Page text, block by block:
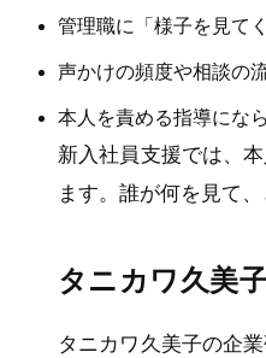
管理職に「様子を見て
声かけの頻度や相談の
本人を責める指導にな
新入社員支援では、
ます。誰が何を見て
タニカワ久美
タニカワ久美子の企